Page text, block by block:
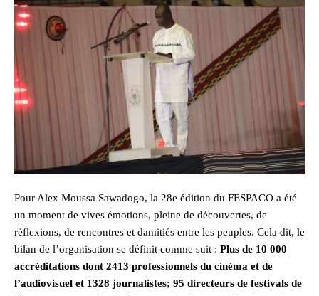
Pour Alex Moussa Sawadogo, la 28e édition du FESPACO a été
un moment de vives émotions, pleine de découvertes, de
réflexions, de rencontres et damitiés entre les peuples. Cela dit, le
bilan de l’organisation se définit comme suit : Plus de 10 000
accréditations dont 2413 professionnels du cinéma et de
l’audiovisuel et 1328 journalistes; 95 directeurs de festivals de